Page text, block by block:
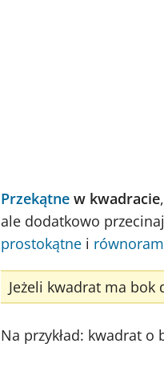
Przekątne w kwadracie
ale dodatkowo
prostokątne i
Jeżeli kwadrat ma bok
Na przykład: kwadrat o